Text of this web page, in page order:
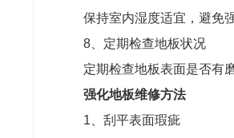
保持室内湿度适宜，避免
8、定期检查地板状况
定期检查地板表面是否有
强化地板维修方法
1、刮平表面瑕疵